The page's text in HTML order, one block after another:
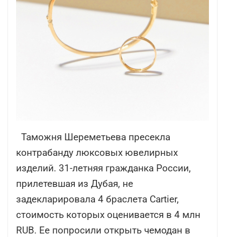
Таможня Шереметьева пресекла
контрабанду люксовых ювелирных
изделий. 31-летняя гражданка России,
прилетевшая из Дубая, не
задекларировала 4 браслета Cartier,
стоимость которых оценивается в 4 млн
RUB. Ее попросили открыть чемодан в